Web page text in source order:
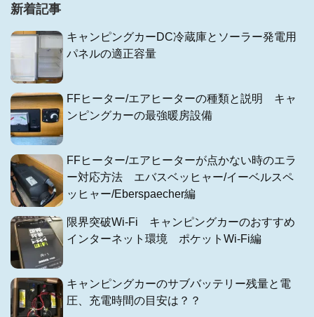
新着記事
キャンピングカーDC冷蔵庫とソーラー発電用
パネルの適正容量
FFヒーター/エアヒーターの種類と説明 キャ
ンピングカーの最強暖房設備
FFヒーター/エアヒーターが点かない時のエラ
ー対応方法 エバスベッヒャー/イーベルスペ
ッヒャー/Eberspaecher編
限界突破Wi-Fi キャンピングカーのおすすめ
インターネット環境 ポケットWi-Fi編
キャンピングカーのサブバッテリー残量と電
圧、充電時間の目安は？？